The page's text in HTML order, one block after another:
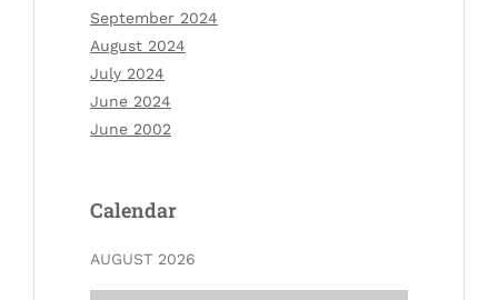
September 2024
August 2024
July 2024
June 2024
June 2002
Calendar
AUGUST 2026